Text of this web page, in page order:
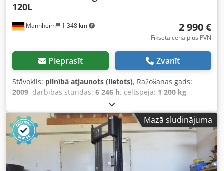
Mannheim 1 348 km
120L
2 990 €
Fiksēta cena plus PVN
Pieprasīt Zvanīt
Stāvoklis: pilnībā atjaunots (lietots), Ražošanas gads:
2009, darbības stundas: 6 246 h, celtspēja: 1 200 kg,
2 900 mm, degvielas veids:
būvniecības augstums:1 900 mm, Friedmann iekrāvēji –
Pārveidoti darbam Lietotas pārvietošanas iekārtas no
izvēlētu premium ražotāju klāsta, pilnībā apservētas,
pārbaudītas un atjaunotas pēc FEM-4.004 (UVV) vadlīnijām.
Dedpfxoy Rnf Ns Ab Tswa Iespējama individuāla pārbūve
pēc klienta vēlmēm.
Mazā sludinājuma